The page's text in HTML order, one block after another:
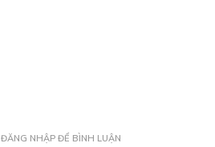
ĐĂNG NHẬP ĐỂ BÌNH LUẬN